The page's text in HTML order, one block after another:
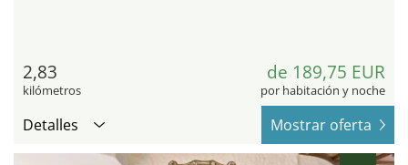
2,83
kilómetros
de 189,75 EUR
por habitación y noche
Detalles Mostrar oferta